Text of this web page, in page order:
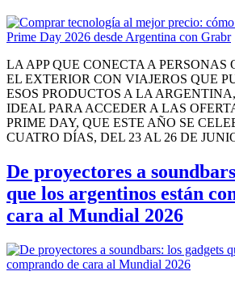
LA APP QUE CONECTA A PERSONAS
EL EXTERIOR CON VIAJEROS QUE
ESOS PRODUCTOS A LA
IDEAL PARA ACCEDER A LAS
PRIME DAY, QUE ESTE AÑO SE
CUATRO DÍAS, DEL 23 AL 26 DE
De proyectores a
que los argentinos están
cara al Mundial 2026